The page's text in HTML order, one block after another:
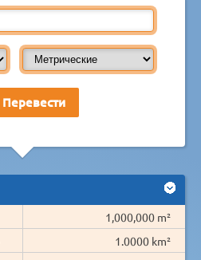
1,000,000 m²
1.0000 km²